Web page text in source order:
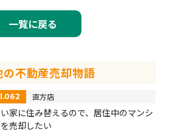
一覧に戻る
の不動産売却物語
直方店
家に住み替えるので、居住中のマンシ
売却したい